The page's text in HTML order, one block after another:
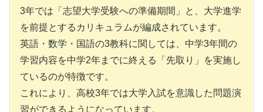
3年では「志望大学受験への準備期間」と、大学進学
を前提とするカリキュラムが編成されています。
英語・数学・国語の3教科に関しては、中学3年間の
学習内容を中学2年までに終える「先取り」を実施し
ているのが特徴です。
これにより、高校3年では大学入試を意識した問題演
習ができるようになっています。